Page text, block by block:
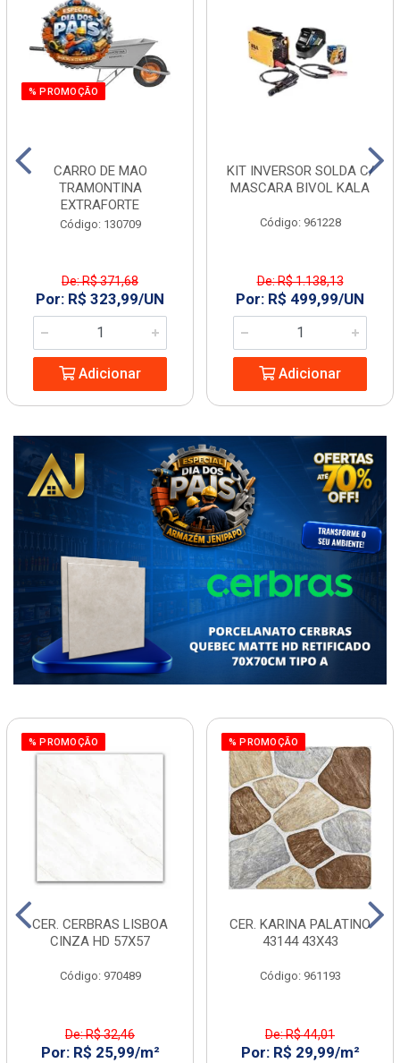
% PROMOÇÃO
CARRO DE MAO
TRAMONTINA
EXTRAFORTE
Código: 130709
De: R$ 371,68
Por: R$ 323,99/UN
Adicionar
KIT INVERSOR SOLDA C/
MASCARA BIVOL KALA
Código: 961228
De: R$ 1.138,13
Por: R$ 499,99/UN
Adicionar
% PROMOÇÃO
CER. CERBRAS LISBOA
CINZA HD 57X57
Código: 970489
De: R$ 32,46
Por: R$ 25,99/m²
% PROMOÇÃO
CER. KARINA PALATINO
43144 43X43
Código: 961193
De: R$ 44,01
Por: R$ 29,99/m²